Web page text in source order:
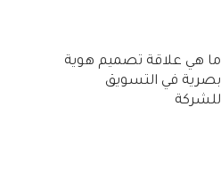
ما هي علاقة تصميم هوية
بصرية في التسويق
للشركة